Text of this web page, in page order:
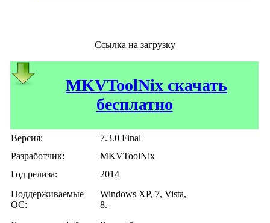
Ссылка на загрузку
MKVToolNix скачать
бесплатно
Версия:
7.3.0 Final
Разработчик:
MKVToolNix
Год релиза:
2014
Поддерживаемые
ОС:
Windows XP, 7, Vista,
8.